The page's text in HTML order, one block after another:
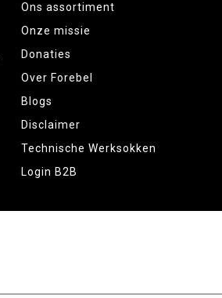
Ons assortiment
Onze missie
Donaties
Over Forebel
Blogs
Disclaimer
Technische Werksokken
Login B2B